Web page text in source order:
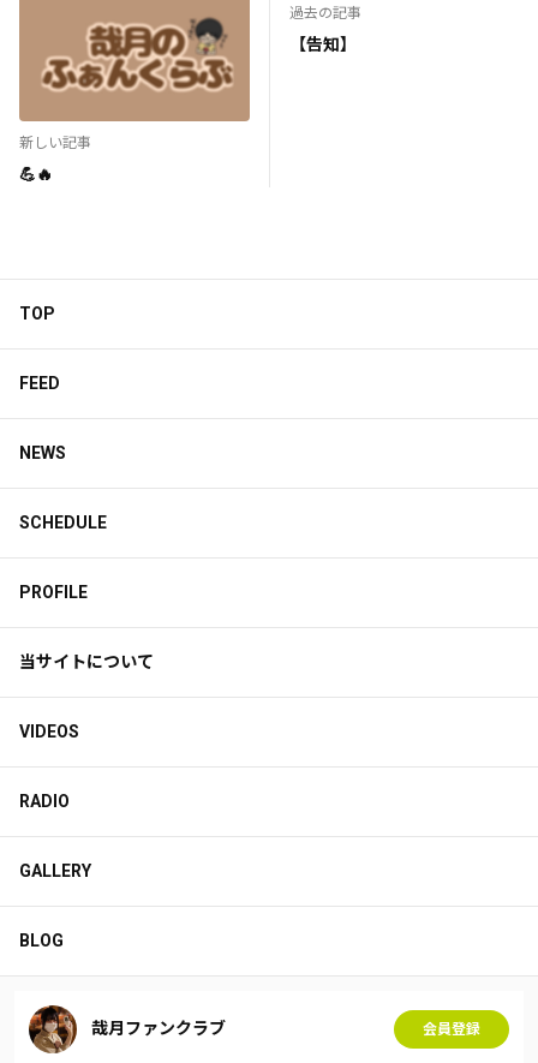
新しい記事
💪🔥
過去の記事
【告知】
TOP
FEED
NEWS
SCHEDULE
PROFILE
当サイトについて
VIDEOS
RADIO
GALLERY
BLOG
哉月ファンクラブ 会員登録